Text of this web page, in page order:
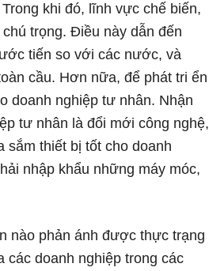
khi đó, lĩnh vực chế biến,
trọng. Điều này dẫn đến
tiến so với các nước, và
cầu. Hơn nữa, để phát tri ển
doanh nghiệp tư nhân. Nhận
tư nhân là đổi mới công nghệ,
sắm thiết bị tốt cho doanh
nhập khẩu những máy móc,
nào phản ánh được thực trạng
các doanh nghiệp trong các